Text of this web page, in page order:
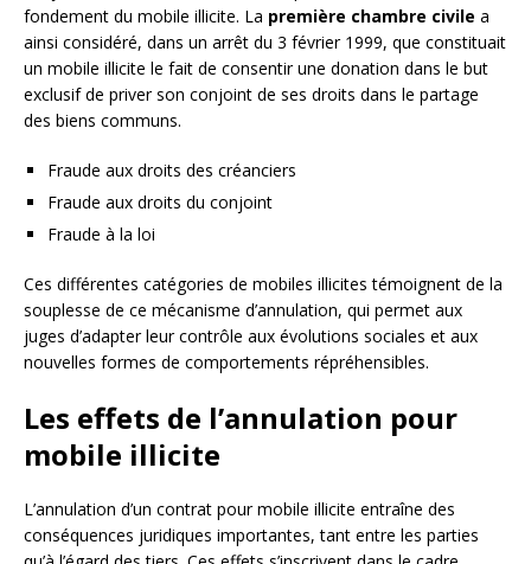
fondement du mobile illicite. La première chambre civile a
ainsi considéré, dans un arrêt du 3 février 1999, que constituait
un mobile illicite le fait de consentir une donation dans le but
exclusif de priver son conjoint de ses droits dans le partage
des biens communs.
Fraude aux droits des créanciers
Fraude aux droits du conjoint
Fraude à la loi
Ces différentes catégories de mobiles illicites témoignent de la
souplesse de ce mécanisme d’annulation, qui permet aux
juges d’adapter leur contrôle aux évolutions sociales et aux
nouvelles formes de comportements répréhensibles.
Les effets de l’annulation pour
mobile illicite
L’annulation d’un contrat pour mobile illicite entraîne des
conséquences juridiques importantes, tant entre les parties